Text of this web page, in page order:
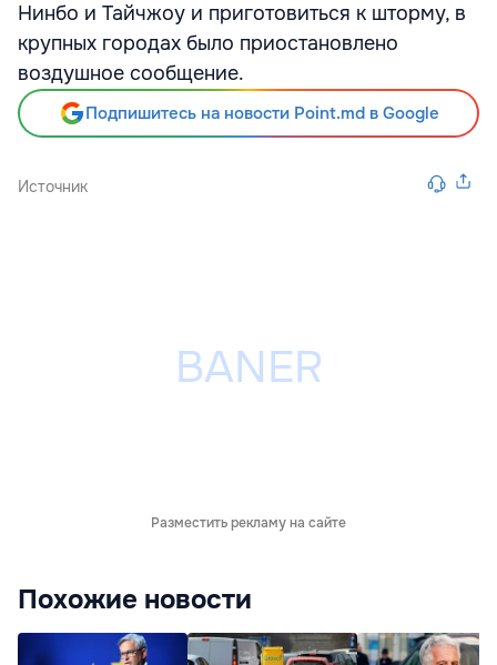
Нинбо и Тайчжоу и приготовиться к шторму, в
крупных городах было приостановлено
воздушное сообщение.
Подпишитесь на новости Point.md в Google
Источник
Разместить рекламу на сайте
Похожие новости